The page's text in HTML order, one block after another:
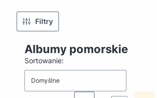
Filtry
Albumy pomorskie
Lista produktów
Sortowanie:
Domyślne